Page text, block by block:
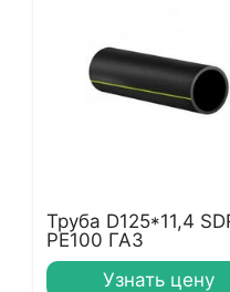
Труба D125*11,4
PE100 ГАЗ
Узнать цену